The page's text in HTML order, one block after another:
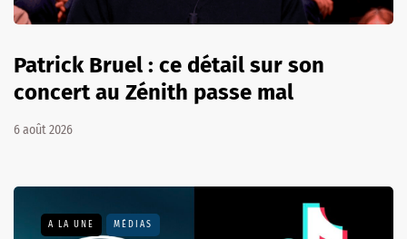
Patrick Bruel : ce détail sur son
concert au Zénith passe mal
6 août 2026
A LA UNE MÉDIAS